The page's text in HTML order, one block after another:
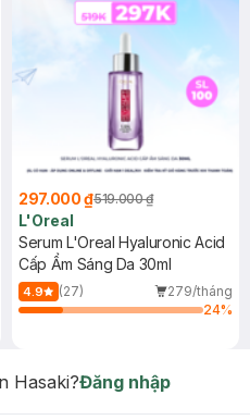
297.000 ₫519.000 ₫
L'Oreal
Serum L'Oreal Hyaluronic Acid
Cấp Ẩm Sáng Da 30ml
4.9 (27)
279/tháng
24%
Hasaki?Đăng nhập